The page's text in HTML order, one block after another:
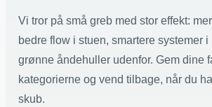
Vi tror på små greb med stor effekt:
bedre flow i stuen, smartere systemer
grønne åndehuller udenfor. Gem dine
kategorierne og vend tilbage, når du
skub.